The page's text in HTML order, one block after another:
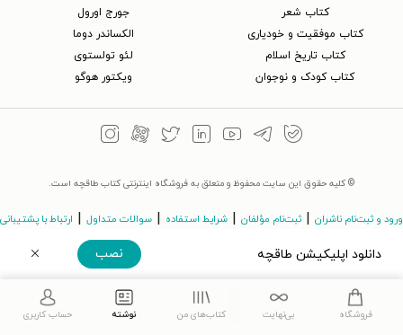
دانلود اپلیکیشن طاقچه نصب
دریافت مستقیم اپلیکیشن
کتاب شعر
کتاب موفقیت و خودیاری
کتاب تاریخ اسلام
کتاب کودک و نوجوان
جورج اورول
الکساندر دوما
لئو تولستوی
ویکتور هوگو
© کلیه حقوق این سایت محفوظ و متعلق به فروشگاه اینترنتی کتاب طاقچه است.
ورود و ثبت‌نام ناشران ثبت‌نام مؤلفان شرایط استفاده سوالات متداول ارتباط با پشتیبانی
©Taaghche.com 3.243.11
فروشگاه بی‌نهایت کتاب‌های من نوشته حساب کاربری